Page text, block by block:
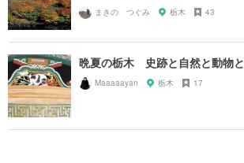
まきの つぐみ 栃木 43
晩夏の栃木 史跡と自然と動物と
Maaaaayan 栃木 17